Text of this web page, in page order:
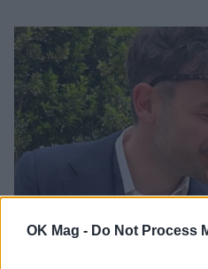
OK Mag - Do Not Process